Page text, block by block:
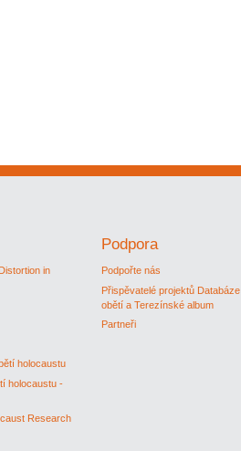
in
holocaustu
holocaustu -
Research
Podpora
Podpořte nás
Přispěvatelé projektů Databáze
obětí a Terezínské album
Partneři